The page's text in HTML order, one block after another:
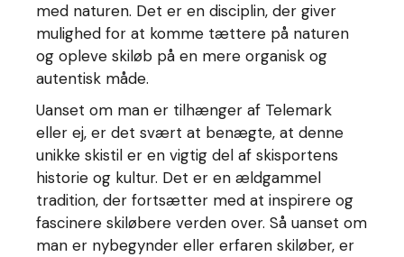
med naturen. Det er en disciplin, der giver
mulighed for at komme tættere på naturen
og opleve skiløb på en mere organisk og
autentisk måde.
Uanset om man er tilhænger af Telemark
eller ej, er det svært at benægte, at denne
unikke skistil er en vigtig del af skisportens
historie og kultur. Det er en ældgammel
tradition, der fortsætter med at inspirere og
fascinere skiløbere verden over. Så uanset om
man er nybegynder eller erfaren skiløber, er